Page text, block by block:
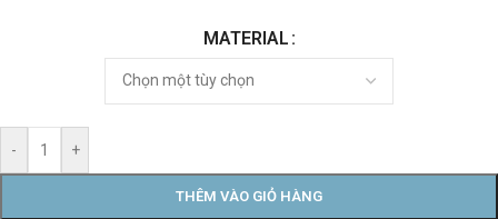
MATERIAL
- +
THÊM VÀO GIỎ HÀNG